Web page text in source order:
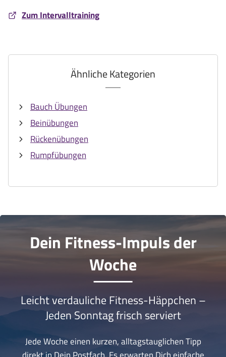
Zum Intervalltraining
Ähnliche Kategorien
Bauch Übungen
Beinübungen
Rückenübungen
Rumpfübungen
Dein Fitness-Impuls der
Woche
Leicht verdauliche Fitness-Häppchen –
Jeden Sonntag frisch serviert
Jede Woche einen kurzen, alltagstauglichen Tipp